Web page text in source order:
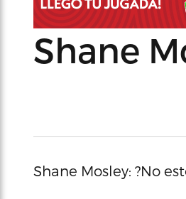
Shane
Shane Mosley: ?No